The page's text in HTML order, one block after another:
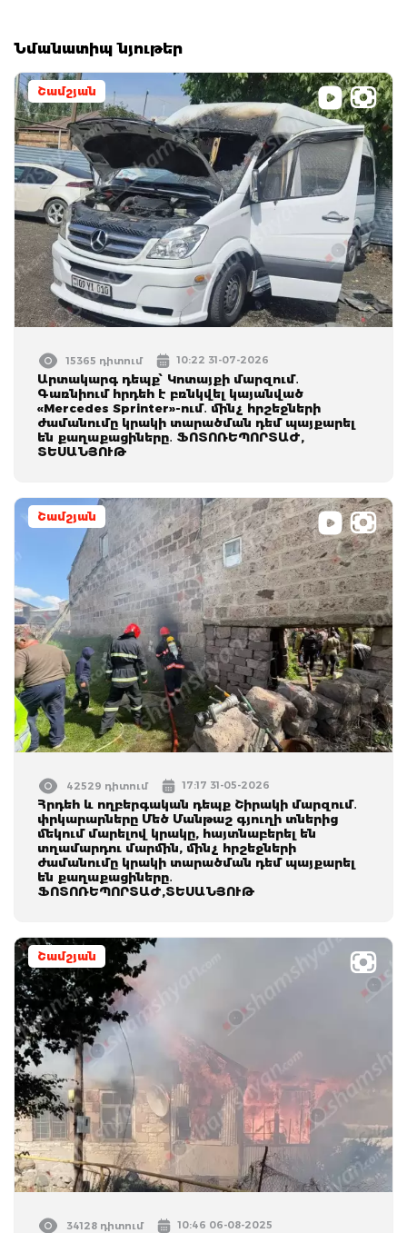
Նմանատիպ նյութեր
Շամշյան
15365 դիտում 10:22 31-07-2026
Արտակարգ դեպք՝ Կոտայքի մարզում․
Գառնիում հրդեհ է բռնկվել կայանված
«Mercedes Sprinter»-ում․ մինչ հրշեջների
ժամանումը կրակի տարածման դեմ պայքարել
են քաղաքացիները․ ՖՈՏՈՌԵՊՈՐՏԱԺ,
ՏԵՍԱՆՅՈՒԹ
Շամշյան
42529 դիտում 17:17 31-05-2026
Հրդեհ և ողբերգական դեպք Շիրակի մարզում․
փրկարարները Մեծ Մանթաշ գյուղի տներից
մեկում մարելով կրակը, հայտնաբերել են
տղամարդու մարմին, մինչ հրշեջների
ժամանումը կրակի տարածման դեմ պայքարել
են քաղաքացիները․
ՖՈՏՈՌԵՊՈՐՏԱԺ,ՏԵՍԱՆՅՈՒԹ
Շամշյան
34128 դիտում 10:46 06-08-2025